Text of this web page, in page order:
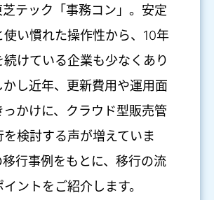
芝テック「事務コン」。安定
使い慣れた操作性から、10年
けている企業も少なくあり
かし近年、更新費用や運用面
っかけに、クラウド型販売管
検討する声が増えていま
移行事例をもとに、移行の流
ントをご紹介します。